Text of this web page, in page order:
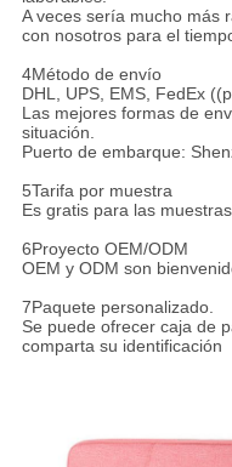
A veces sería mucho más
con nosotros para el
4Método de envío
DHL, UPS, EMS, FedEx
Las mejores formas de
situación.
Puerto de embarque:
5Tarifa por muestra
Es gratis para las
6Proyecto OEM/ODM
OEM y ODM son
7Paquete personalizado.
Se puede ofrecer caja de
comparta su identificación